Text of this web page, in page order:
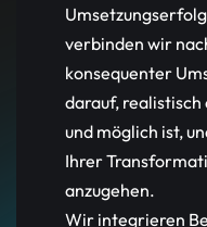
verbinden wir
konsequenter
darauf, realistisch
und möglich ist,
Ihrer
anzugehen.
Wir integrieren